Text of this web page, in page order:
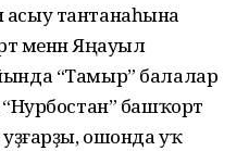
тантанаһына
менән Яңауыл
“Тамыр” балалар
“Нурбостан” башҡорт
уҙғарҙы, ошонда уҡ